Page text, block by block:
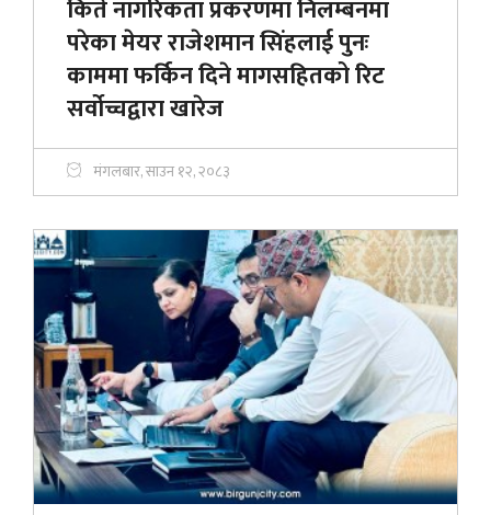
किर्ते नागरिकता प्रकरणमा निलम्बनमा
परेका मेयर राजेशमान सिंहलाई पुनः
काममा फर्किन दिने मागसहितको रिट
सर्वोच्चद्वारा खारेज
मंगलबार, साउन १२, २०८३